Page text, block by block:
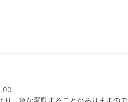
り、急な変動することがありますので